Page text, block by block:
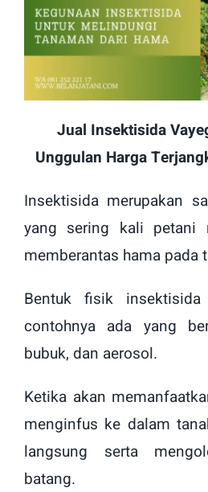
Jual Insektisida
Unggulan Harga
Insektisida merupakan
yang sering kali petani
memberantas hama pada
Bentuk fisik insektisida
contohnya ada yang
bubuk, dan aerosol.
Ketika akan
menginfus ke dalam
langsung serta
batang.